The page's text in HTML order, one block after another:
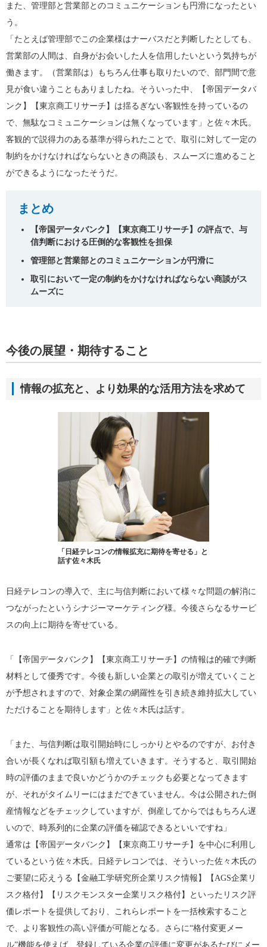
また、管理部と営業部とのコミュニケーションも円滑になったとい
う。
「たとえば管理部でこの企業様はナーバスだと判断したとしても、
営業部の人間は、自身がお会いした人を信用したいという気持ちが
働きます。（営業部は）もちろん仕事も取りたいので、部門間で意
見が食い違うこともありましたね。そういった中、【帝国データバ
ンク】【東京商工リサーチ】は揺るぎない客観性を持っているの
で、無駄なコミュニケーションは無くなっています」と佐々木氏。
客観的で説得力のある基準が得られたことで、取引に対して一定の
制約をかけなければならないときの商談も、スムーズに進めること
ができるようになったそうだ。
まとめ
【帝国データバンク】【東京商工リサーチ】の評点で、与
信判断における圧倒的な客観性を担保
管理部と営業部とのコミュニケーションが円滑に
取引において一定の制約をかけなければならない商談がス
ムーズに
今後の展望・期待すること
情報の拡充と、より効果的な活用方法を求めて
「日経テレコンの情報拡充に期待を寄せる」と
話す佐々木氏
日経テレコンの導入で、主に与信判断において様々な問題の解消に
つながったというシナジーマーケティング様。今後さらなるサービ
スの向上に期待を寄せている。
「【帝国データバンク】【東京商工リサーチ】の情報は的確で判断
材料として優秀です。今後も新しい企業との取引が増えていくこと
が予想されますので、対象企業の網羅性を引き続き維持拡大してい
ただけることを期待します」と佐々木氏は話す。
「また、与信判断は取引開始時にしっかりとやるのですが、お付き
合いが長くなれば取引額も増えていきます。そうすると、取引開始
時の評価のままで良いかどうかのチェックも必要となってきます
が、それがタイムリーにはまだできていません。今は公開された倒
産情報などをチェックしていますが、倒産してからではもちろん遅
いので、時系列的に企業の評価を確認できるといいですね」
通常は【帝国データバンク】【東京商工リサーチ】を中心に利用し
ているという佐々木氏。日経テレコンでは、そういった佐々木氏の
ご要望に応えうる【金融工学研究所企業リスク情報】【AGS企業リ
スク格付】【リスクモンスター企業リスク格付】といったリスク評
価レポートを提供しており、これらレポートを一括検索すること
で、より客観性の高い評価が可能となる。さらに“格付変更メー
ル”機能を使えば、登録している企業の評価に変更があるたびにメー